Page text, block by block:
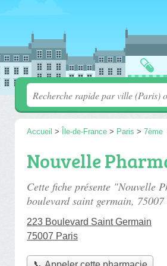
Accueil > Île-de-France > Paris > 7ème
Nouvelle
Cette fiche présente "Nouvelle
boulevard saint germain,
223 Boulevard Saint Germain
75007 Paris